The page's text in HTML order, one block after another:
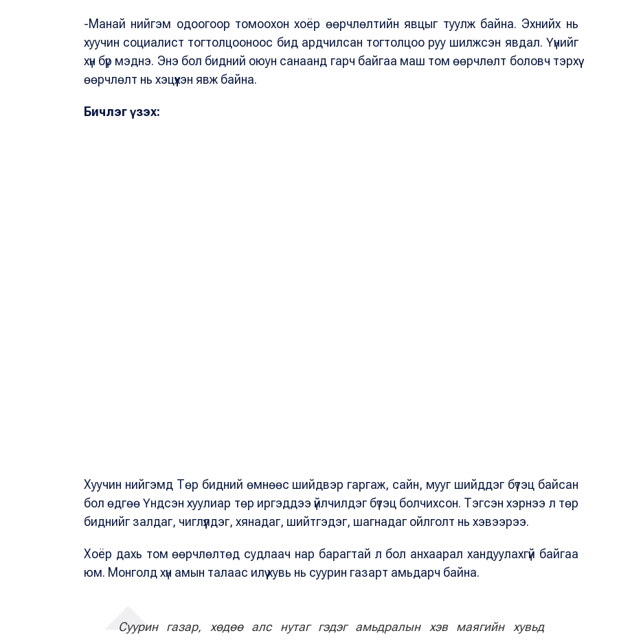
-Манай нийгэм одоогоор томоохон хоёр өөрчлөлтийн явцыг туулж байна. Эхнийх нь
хуучин социалист тогтолцооноос бид ардчилсан тогтолцоо руу шилжсэн явдал. Үүнийг
хүн бүр мэднэ. Энэ бол бидний оюун санаанд гарч байгаа маш том өөрчлөлт боловч тэрхүү
өөрчлөлт нь хэцүүхэн явж байна.
Бичлэг үзэх:
Хуучин нийгэмд Төр бидний өмнөөс шийдвэр гаргаж, сайн, мууг шийддэг бүтэц байсан
бол өдгөө Үндсэн хуулиар төр иргэддээ үйлчилдэг бүтэц болчихсон. Тэгсэн хэрнээ л төр
биднийг залдаг, чиглүүлдэг, хянадаг, шийтгэдэг, шагнадаг ойлголт нь хэвээрээ.
Хоёр дахь том өөрчлөлтөд судлаач нар барагтай л бол анхаарал хандуулахгүй байгаа
юм. Монголд хүн амын талаас илүү хувь нь суурин газарт амьдарч байна.
Суурин газар, хөдөө алс нутаг гэдэг амьдралын хэв маягийн хувьд